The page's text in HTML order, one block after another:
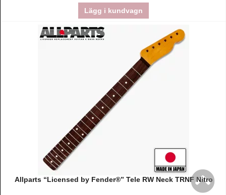
Lägg i kundvagn
Allparts “Licensed by Fender®” Tele RW Neck TRNF Nitro